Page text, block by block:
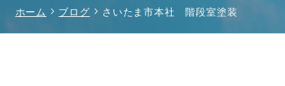
ホーム chevron_right ブログ chevron_right さいたま市本社 階段室塗装